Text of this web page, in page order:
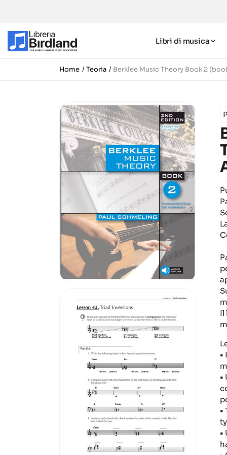
Libri di musica
Home Teoria Berklee Music Theory Book 2
Il
•
•
•
•